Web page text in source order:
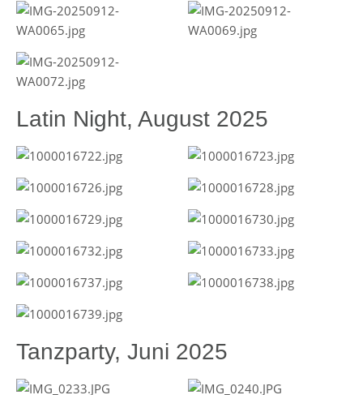
Latin Night, August 2025
Tanzparty, Juni 2025